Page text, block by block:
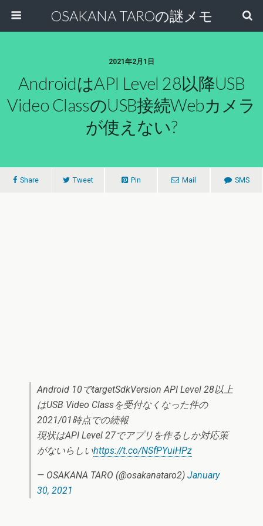
OSAKANA TAROの謎メモ
2021年2月1日
AndroidはAPI Level 28以降USB
Video ClassのUSB接続Webカメラ
が使えない?
Share Tweet Pin Mail SMS
Android 10でtargetSdkVersion API Level 28以上
はUSB Video Classを受付なくなった件の
2021/01時点での続報
現状はAPI Level 27でアプリを作るしか対応策
がないらしいhttps://t.co/NSfPYuiHPz
— OSAKANA TARO (@osakanataro2) January
30, 2021